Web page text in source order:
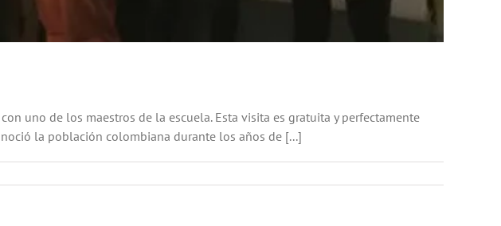
uno de los maestros de la escuela. Esta visita es gratuita y perfectamente
la población colombiana durante los años de [...]